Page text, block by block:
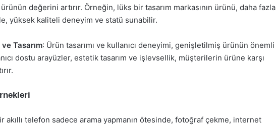
değerini artırır. Örneğin, lüks bir tasarım markasının ürünü, daha fazla
yüksek kaliteli deneyim ve statü sunabilir.
Tasarım: Ürün tasarımı ve kullanıcı deneyimi, genişletilmiş ürünün önemli
dostu arayüzler, estetik tasarım ve işlevsellik, müşterilerin ürüne karşı
akıllı telefon sadece arama yapmanın ötesinde, fotoğraf çekme, internet